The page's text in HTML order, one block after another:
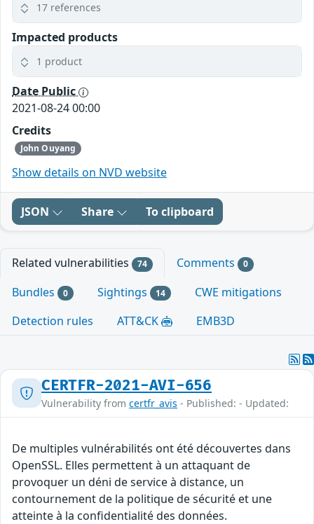
17 references
Impacted products
1 product
Date Public
2021-08-24 00:00
Credits
John Ouyang
Show details on NVD website
JSON Share To clipboard
Related vulnerabilities 74 Comments 0
Bundles 0 Sightings 14
CWE mitigations
Detection rules
ATT&CK EMB3D
CERTFR-2021-AVI-656
Vulnerability from certfr_avis - Published: - Updated:
De multiples vulnérabilités ont été découvertes dans
OpenSSL. Elles permettent à un attaquant de
provoquer un déni de service à distance, un
contournement de la politique de sécurité et une
atteinte à la confidentialité des données.